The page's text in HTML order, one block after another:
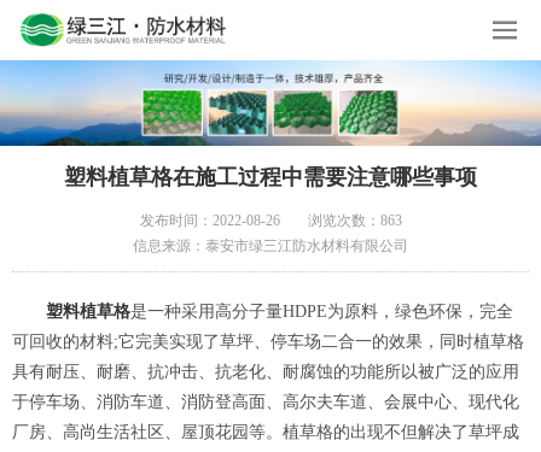
塑料植草格在施工过程中需要注意哪些事项
发布时间：2022-08-26
浏览次数：863
信息来源：泰安市绿三江防水材料有限公司
塑料植草格是一种采用高分子量HDPE为原料，绿色环保，完全
可回收的材料;它完美实现了草坪、停车场二合一的效果，同时植草格
具有耐压、耐磨、抗冲击、抗老化、耐腐蚀的功能所以被广泛的应用
于停车场、消防车道、消防登高面、高尔夫车道、会展中心、现代化
厂房、高尚生活社区、屋顶花园等。植草格的出现不但解决了草坪成